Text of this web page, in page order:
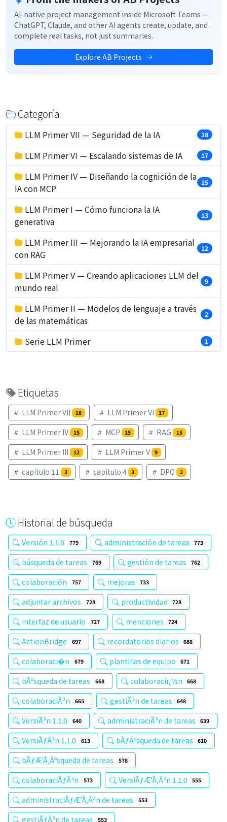
AI-native project management inside Microsoft Teams —
ChatGPT, Claude, and other AI agents create, update, and
complete real tasks, not just summaries.
Explore AB Projects
Categoría
LLM Primer VII — Seguridad de la IA 18
LLM Primer VI — Escalando sistemas de IA 17
LLM Primer IV — Diseñando la cognición de la
IA con MCP
15
LLM Primer I — Cómo funciona la IA
generativa
13
LLM Primer III — Mejorando la IA empresarial
con RAG
12
LLM Primer V — Creando aplicaciones LLM del
mundo real
9
LLM Primer II — Modelos de lenguaje a través
de las matemáticas
2
Serie LLM Primer 1
Etiquetas
LLM Primer VII 18 LLM Primer VI 17
LLM Primer IV 15 MCP 15 RAG 15
LLM Primer III 12 LLM Primer V 9
capítulo 11 3 capítulo 4 3 DPO 2
Historial de búsqueda
Versión 1.1.0 779 administración de tareas 773
búsqueda de tareas 769 gestión de tareas 762
colaboración 757 mejoras 733
adjuntar archivos 728 productividad 728
interfaz de usuario 727 menciones 724
ActionBridge 697 recordatorios diarios 688
colaboraci�n 679 plantillas de equipo 671
bÃºsqueda de tareas 668 colaboraciï¿½n 668
colaboraciÃ³n 665 gestiÃ³n de tareas 648
VersiÃ³n 1.1.0 640 administraciÃ³n de tareas 639
VersiÃƒÂ³n 1.1.0 613 bÃƒÂºsqueda de tareas 610
bÃƒÆ’Ã‚Âºsqueda de tareas 578
colaboraciÃƒÂ³n 573 VersiÃƒÆ’Ã‚Â³n 1.1.0 555
administraciÃƒÆ’Ã‚Â³n de tareas 553
gestiÃƒÂ³n de tareas 553